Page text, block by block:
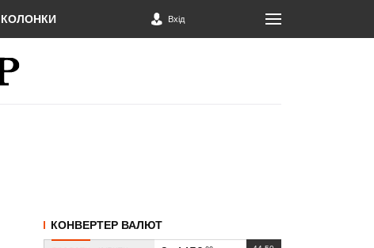
КОЛОНКИ Вхід
КОНВЕРТЕР ВАЛЮТ